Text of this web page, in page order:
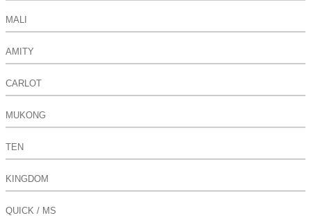
MALI
AMITY
CARLOT
MUKONG
TEN
KINGDOM
QUICK / MS